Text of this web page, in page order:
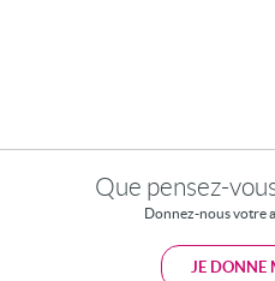
Que pensez-
Donnez-nous votre
JE DONNE